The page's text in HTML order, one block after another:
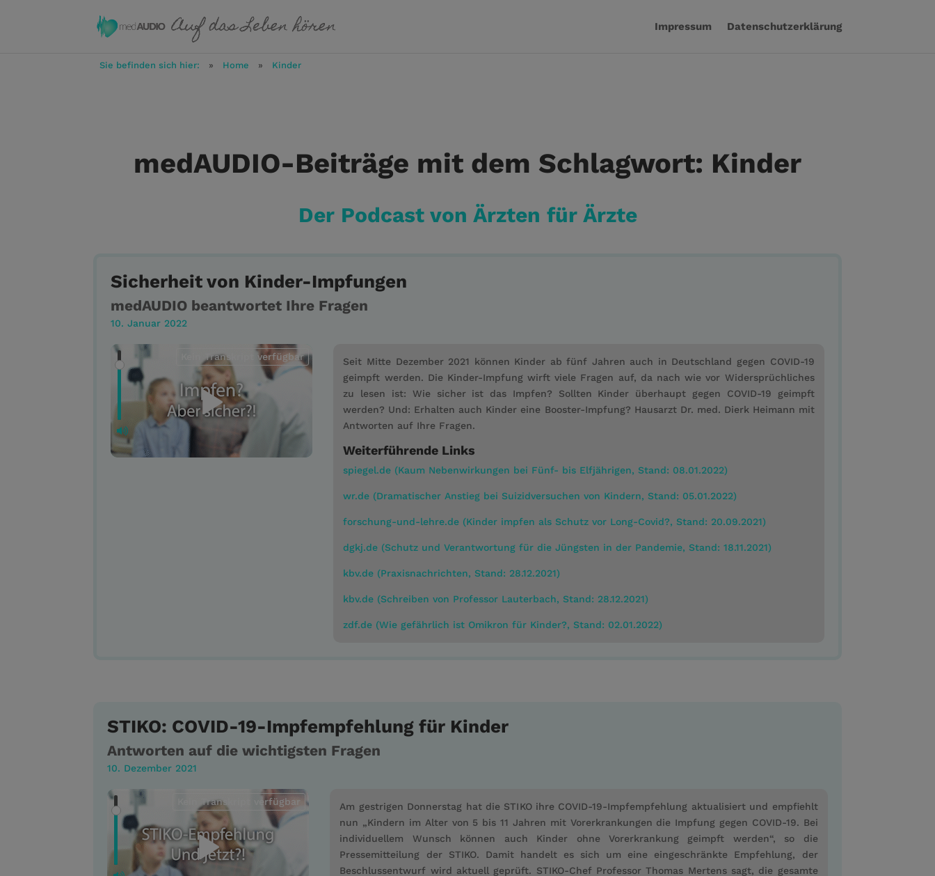
Impressum Datenschutzerklärung
Sie befinden sich hier: » Home » Kinder
medAUDIO-Beiträge mit dem Schlagwort: Kinder
Der Podcast von Ärzten für Ärzte
Sicherheit von Kinder-Impfungen
medAUDIO beantwortet Ihre Fragen
10. Januar 2022
Kein Transkript verfügbar
Seit Mitte Dezember 2021 können Kinder ab fünf Jahren auch in Deutschland gegen COVID-19
geimpft werden. Die Kinder-Impfung wirft viele Fragen auf, da nach wie vor Widersprüchliches
zu lesen ist: Wie sicher ist das Impfen? Sollten Kinder überhaupt gegen COVID-19 geimpft
werden? Und: Erhalten auch Kinder eine Booster-Impfung? Hausarzt Dr. med. Dierk Heimann mit
Antworten auf Ihre Fragen.
Weiterführende Links
spiegel.de (Kaum Nebenwirkungen bei Fünf- bis Elfjährigen, Stand: 08.01.2022)
wr.de (Dramatischer Anstieg bei Suizidversuchen von Kindern, Stand: 05.01.2022)
forschung-und-lehre.de (Kinder impfen als Schutz vor Long-Covid?, Stand: 20.09.2021)
dgkj.de (Schutz und Verantwortung für die Jüngsten in der Pandemie, Stand: 18.11.2021)
kbv.de (Praxisnachrichten, Stand: 28.12.2021)
kbv.de (Schreiben von Professor Lauterbach, Stand: 28.12.2021)
zdf.de (Wie gefährlich ist Omikron für Kinder?, Stand: 02.01.2022)
STIKO: COVID-19-Impfempfehlung für Kinder
Antworten auf die wichtigsten Fragen
10. Dezember 2021
Kein Transkript verfügbar
Am gestrigen Donnerstag hat die STIKO ihre COVID-19-Impfempfehlung aktualisiert und empfiehlt
nun „Kindern im Alter von 5 bis 11 Jahren mit Vorerkrankungen die Impfung gegen COVID-19. Bei
individuellem Wunsch können auch Kinder ohne Vorerkrankung geimpft werden“, so die
Pressemitteilung der STIKO. Damit handelt es sich um eine eingeschränkte Empfehlung, der
Beschlussentwurf wird aktuell geprüft. STIKO-Chef Professor Thomas Mertens sagt, die gesamte